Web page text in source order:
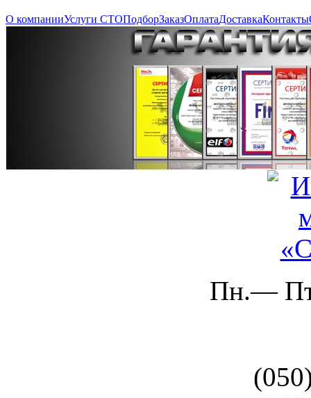
О компанииУслуги СТОПодборЗаказОплатаДоставкаКонтакты
Пн.—